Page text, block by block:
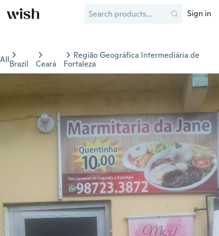
Sign in
AllBrazil Ceará
Região Geográfica Intermediária de
Fortaleza